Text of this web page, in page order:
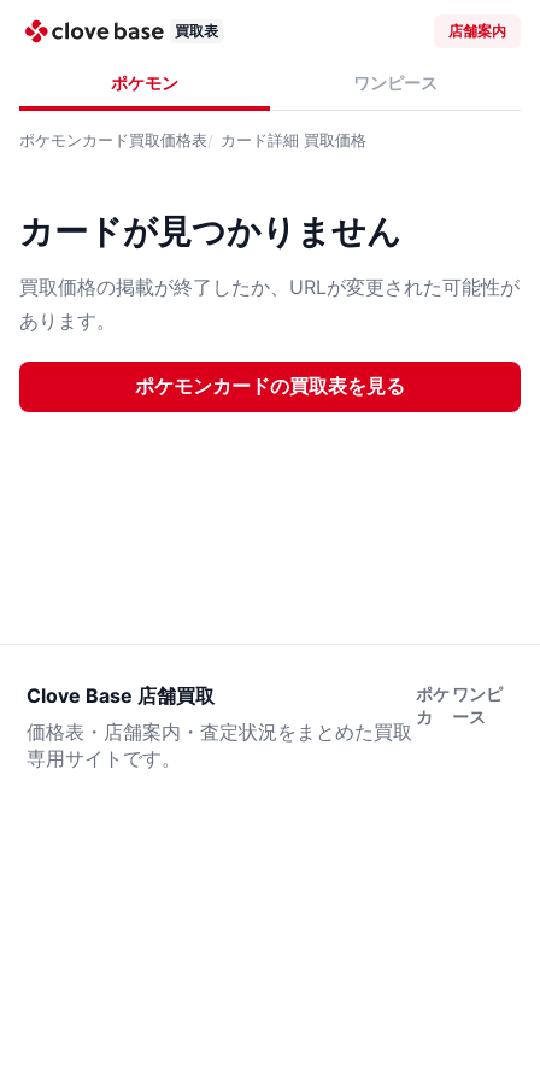
買取表 店舗案内
ポケモン ワンピース
ポケモンカード買取価格表 カード詳細 買取価格
カードが見つかりません
買取価格の掲載が終了したか、URLが変更された可能性が
あります。
ポケモンカードの買取表を見る
Clove Base 店舗買取
価格表・店舗案内・査定状況をまとめた買取
専用サイトです。
ポケ
カ
ワンピ
ース